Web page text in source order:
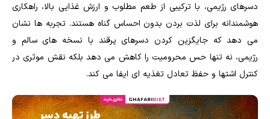
دسرهای رژیمی، با ترکیبی از طعم مطلوب و ارزش غذایی بالا، راهکاری
هوشمندانه برای لذت بردن بدون احساس گناه هستند. تجربه ها نشان
می دهد که جایگزین کردن دسرهای پرقند با نسخه های سالم و
رژیمی، نه تنها حس محرومیت را کاهش می دهد بلکه نقش موثری در
کنترل اشتها و حفظ تعادل تغذیه ای ایفا می کند.